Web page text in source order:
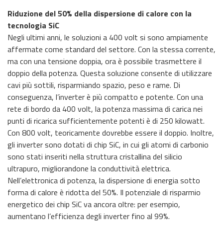
Riduzione del 50% della dispersione di calore con la
tecnologia SiC
Negli ultimi anni, le soluzioni a 400 volt si sono ampiamente
affermate come standard del settore. Con la stessa corrente,
ma con una tensione doppia, ora è possibile trasmettere il
doppio della potenza. Questa soluzione consente di utilizzare
cavi più sottili, risparmiando spazio, peso e rame. Di
conseguenza, l’inverter è più compatto e potente. Con una
rete di bordo da 400 volt, la potenza massima di carica nei
punti di ricarica sufficientemente potenti è di 250 kilowatt.
Con 800 volt, teoricamente dovrebbe essere il doppio. Inoltre,
gli inverter sono dotati di chip SiC, in cui gli atomi di carbonio
sono stati inseriti nella struttura cristallina del silicio
ultrapuro, migliorandone la conduttività elettrica.
Nell’elettronica di potenza, la dispersione di energia sotto
forma di calore è ridotta del 50%. Il potenziale di risparmio
energetico dei chip SiC va ancora oltre: per esempio,
aumentano l’efficienza degli inverter fino al 99%.